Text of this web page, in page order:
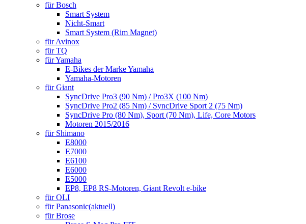
für Bosch
Smart System
Nicht-Smart
Smart System (Rim Magnet)
für Avinox
für TQ
für Yamaha
E-Bikes der Marke Yamaha
Yamaha-Motoren
für Giant
SyncDrive Pro3 (90 Nm) / Pro3X (100 Nm)
SyncDrive Pro2 (85 Nm) / SyncDrive Sport 2 (75 Nm)
SyncDrive Pro (80 Nm), Sport (70 Nm), Life, Core Motors
Motoren 2015/2016
für Shimano
E8000
E7000
E6100
E6000
E5000
EP8, EP8 RS-Motoren, Giant Revolt e-bike
für OLI
für Panasonic(aktuell)
für Brose